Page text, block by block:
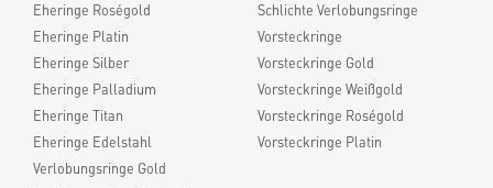
Eheringe Roségold
Eheringe Platin
Eheringe Silber
Eheringe Palladium
Eheringe Titan
Eheringe Edelstahl
Verlobungsringe Gold
Schlichte Verlobungsringe
Vorsteckringe
Vorsteckringe Gold
Vorsteckringe Weißgold
Vorsteckringe Roségold
Vorsteckringe Platin